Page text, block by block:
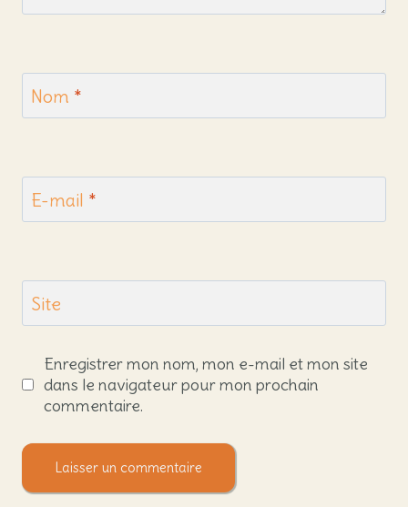
Nom *
E-mail *
Site
Enregistrer mon nom, mon e-mail et mon site
dans le navigateur pour mon prochain
commentaire.